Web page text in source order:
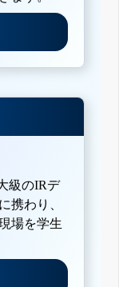
級のIRデ
携わり、
場を学生